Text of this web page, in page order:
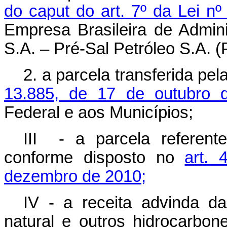
do caput do art. 7º da Lei
Empresa Brasileira de
S.A. – Pré-Sal Petróleo S.A.
2. a parcela transferida
13.885, de 17 de outubro
Federal e aos Municípios;
III - a parcela
conforme disposto no art.
dezembro de 2010;
IV - a receita advinda
natural e outros